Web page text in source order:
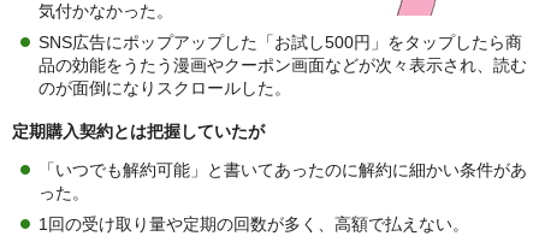
気付かなかった。
SNS広告にポップアップした「お試し500円」をタップしたら商
品の効能をうたう漫画やクーポン画面などが次々表示され、読む
のが面倒になりスクロールした。
定期購入契約とは把握していたが
「いつでも解約可能」と書いてあったのに解約に細かい条件があ
った。
1回の受け取り量や定期の回数が多く、高額で払えない。